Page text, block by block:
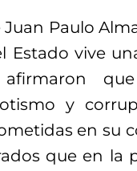
Paulo
vive
y
en su
que en la